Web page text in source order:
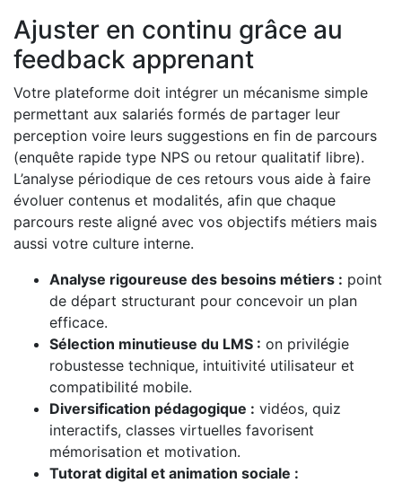
Ajuster en continu grâce au
feedback apprenant
Votre plateforme doit intégrer un mécanisme simple
permettant aux salariés formés de partager leur
perception voire leurs suggestions en fin de parcours
(enquête rapide type NPS ou retour qualitatif libre).
L’analyse périodique de ces retours vous aide à faire
évoluer contenus et modalités, afin que chaque
parcours reste aligné avec vos objectifs métiers mais
aussi votre culture interne.
Analyse rigoureuse des besoins métiers : point
de départ structurant pour concevoir un plan
efficace.
Sélection minutieuse du LMS : on privilégie
robustesse technique, intuitivité utilisateur et
compatibilité mobile.
Diversification pédagogique : vidéos, quiz
interactifs, classes virtuelles favorisent
mémorisation et motivation.
Tutorat digital et animation sociale :